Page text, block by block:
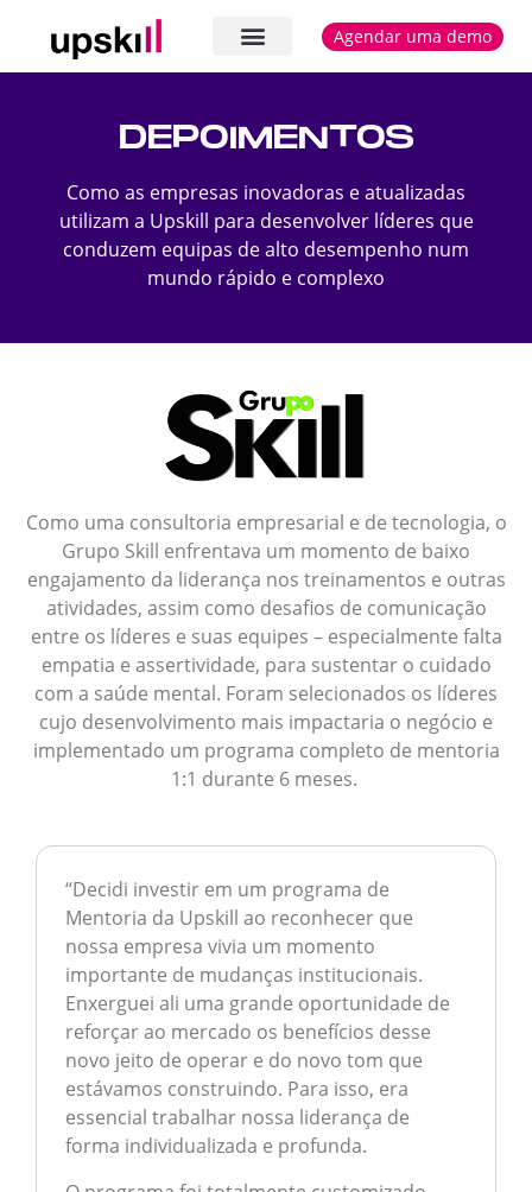
Agendar uma demo
DEPOIMENTOS
Como as empresas inovadoras e atualizadas
utilizam a Upskill para desenvolver líderes que
conduzem equipas de alto desempenho num
mundo rápido e complexo
Como uma consultoria empresarial e de tecnologia, o
Grupo Skill enfrentava um momento de baixo
engajamento da liderança nos treinamentos e outras
atividades, assim como desafios de comunicação
entre os líderes e suas equipes – especialmente falta
empatia e assertividade, para sustentar o cuidado
com a saúde mental. Foram selecionados os líderes
cujo desenvolvimento mais impactaria o negócio e
implementado um programa completo de mentoria
1:1 durante 6 meses.
“Decidi investir em um programa de
Mentoria da Upskill ao reconhecer que
nossa empresa vivia um momento
importante de mudanças institucionais.
Enxerguei ali uma grande oportunidade de
reforçar ao mercado os benefícios desse
novo jeito de operar e do novo tom que
estávamos construindo. Para isso, era
essencial trabalhar nossa liderança de
forma individualizada e profunda.